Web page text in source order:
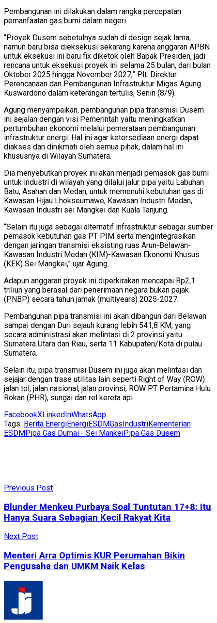
Pembangunan ini dilakukan dalam rangka percepatan
pemanfaatan gas bumi dalam negeri.
“Proyek Dusem sebetulnya sudah di design sejak lama,
namun baru bisa dieksekusi sekarang karena anggaran APBN
untuk eksekusi ini baru fix diketok oleh Bapak Presiden, jadi
rencana untuk eksekusi proyek ini selama 25 bulan, dari bulan
Oktober 2025 hingga November 2027,” Plt. Direktur
Perencanaan dan Pembangunan Infrastruktur Migas Agung
Kuswardono dalam keterangan tertulis, Senin (8/9).
Agung menyampaikan, pembangunan pipa transmisi Dusem
ini sejalan dengan visi Pemerintah yaitu meningkatkan
pertumbuhan ekonomi melalui pemerataan pembangunan
infrastruktur energi. Hal ini agar ketersediaan energi dapat
diakses dan dinikmati oleh semua pihak, dalam hal ini
khususnya di Wilayah Sumatera.
Dia menyebutkan proyek ini akan menjadi pemasok gas bumi
untuk industri di wilayah yang dilalui jalur pipa yaitu Labuhan
Batu, Asahan dan Medan, untuk memenuhi kebutuhan gas di
Kawasan Hijau Lhokseumawe, Kawasan Industri Medan,
Kawasan Industri sei Mangkei dan Kuala Tanjung.
“Selain itu juga sebagai alternatif infrastruktur sebagai sumber
pemasok kebutuhan gas PT PIM serta mengintegrasikan
dengan jaringan transmisi eksisting ruas Arun-Belawan-
Kawasan Industri Medan (KIM)-Kawasan Ekonomi Khusus
(KEK) Sei Mangkei,” ujar Agung.
Adapun anggaran proyek ini diperkirakan mencapai Rp2,1
triliun yang berasal dari penerimaan negara bukan pajak
(PNBP) secara tahun jamak (multiyears) 2025-2027.
Pembangunan pipa transmisi ini akan dibangun dari Belawan
sampai dengan Duri sejauh kurang lebih 541,8 KM, yang
secara administrasi akan melintasi di 2 provinsi yaitu
Sumatera Utara dan Riau, serta 11 Kabupaten/Kota di pulau
Sumatera.
Selain itu, pipa transmisi Dusem ini juga akan melintasi dan
sejajar dengan trase utilitas lain seperti Right of Way (ROW)
jalan tol, jalan nasional, jalan provinsi, ROW PT Pertamina Hulu
Rokan (PHR), sungai dan rel kereta api.
FacebookXLinkedInWhatsApp
Tags: Berita EnergiEnergiESDMGasIndustriKementerian
ESDMPipa Gas Dumai - Sei MankeiPipa Gas Dusem
Previous Post
Blunder Menkeu Purbaya Soal Tuntutan 17+8: Itu
Hanya Suara Sebagian Kecil Rakyat Kita
Next Post
Menteri Arra Optimis KUR Perumahan Bikin
Pengusaha dan UMKM Naik Kelas